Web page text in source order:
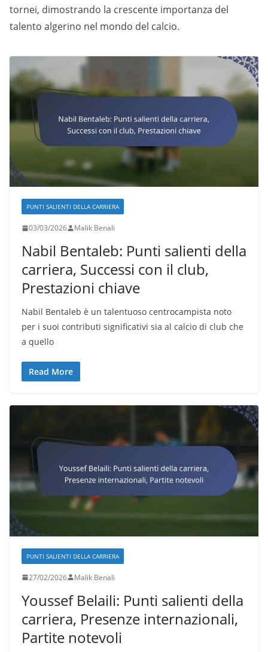
tornei, dimostrando la crescente importanza del
talento algerino nel mondo del calcio.
PUNTI SALIENTI DELLA CARRIERA
03/03/2026 Malik Benali
Nabil Bentaleb: Punti salienti della
carriera, Successi con il club,
Prestazioni chiave
Nabil Bentaleb è un talentuoso centrocampista noto
per i suoi contributi significativi sia al calcio di club che
a quello
Read More
PUNTI SALIENTI DELLA CARRIERA
27/02/2026 Malik Benali
Youssef Belaili: Punti salienti della
carriera, Presenze internazionali,
Partite notevoli